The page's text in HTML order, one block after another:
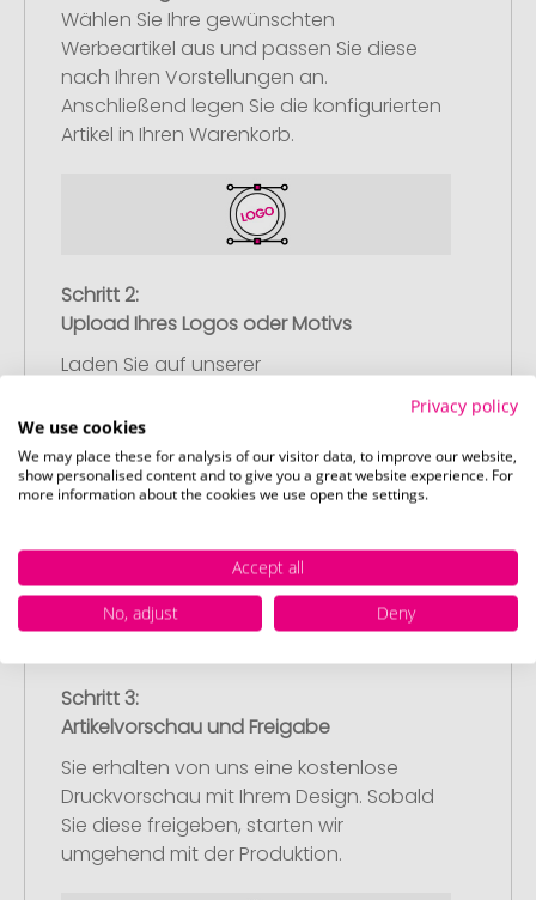
Wählen Sie Ihre gewünschten
Werbeartikel aus und passen Sie diese
nach Ihren Vorstellungen an.
Anschließend legen Sie die konfigurierten
Artikel in Ihren Warenkorb.
Schritt 2:
Upload Ihres Logos oder Motivs
Laden Sie auf unserer
Bestellabschlussseite (Checkout) Ihr Logo
oder Motiv hoch und schließen Sie Ihre
Bestellung ab. Falls Sie gerade keine
passende Datei zur Verfügung haben,
können Sie diese gerne später
Schritt 3:
Artikelvorschau und Freigabe
Sie erhalten von uns eine kostenlose
Druckvorschau mit Ihrem Design. Sobald
Sie diese freigeben, starten wir
umgehend mit der Produktion.
Privacy policy
We use cookies
We may place these for analysis of our visitor data, to improve our website,
show personalised content and to give you a great website experience. For
more information about the cookies we use open the settings.
Accept all
No, adjust
Deny